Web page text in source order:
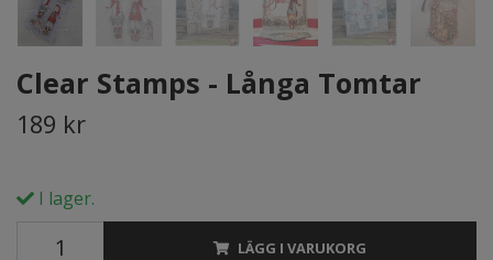
Clear Stamps - Långa Tomtar
189 kr
I lager.
LÄGG I VARUKORG